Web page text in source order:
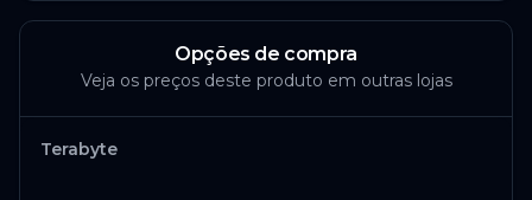
Opções de compra
Veja os preços deste produto em outras lojas
Terabyte